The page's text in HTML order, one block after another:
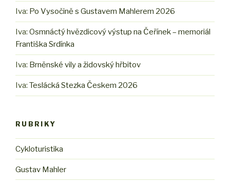
Iva: Po Vysočině s Gustavem Mahlerem 2026
Iva: Osmnáctý hvězdicový výstup na Čeřínek – memoriál
Františka Srdínka
Iva: Brněnské vily a židovský hřbitov
Iva: Teslácká Stezka Českem 2026
RUBRIKY
Cykloturistika
Gustav Mahler